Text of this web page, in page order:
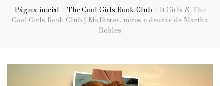
Página inicial / The Cool Girls Book Club / It Girls & The
Cool Girls Book Club | Mulheres, mitos e deusas de Martha
Robles